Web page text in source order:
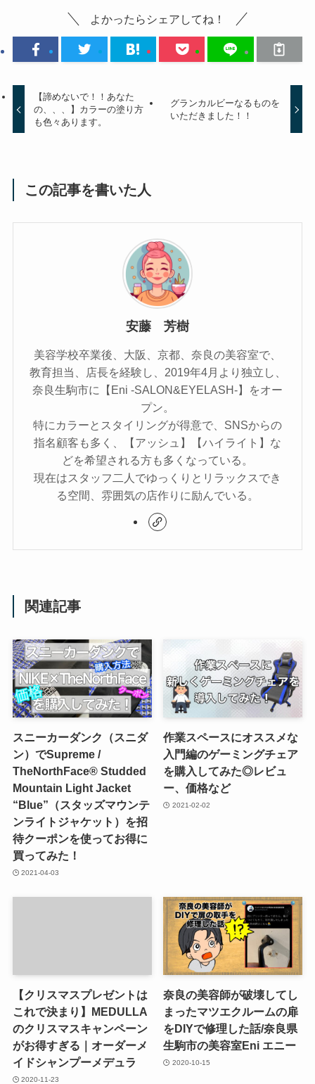
よかったらシェアしてね！
【諦めないで！！あなた
の、、、】カラーの塗り方
も色々あります。
グランカルビーなるものを
いただきました！！
この記事を書いた人
安藤 芳樹
美容学校卒業後、大阪、京都、奈良の美容室で、
教育担当、店長を経験し、2019年4月より独立し、
奈良生駒市に【Eni -SALON&EYELASH-】をオー
プン。
特にカラーとスタイリングが得意で、SNSからの
指名顧客も多く、【アッシュ】【ハイライト】な
どを希望される方も多くなっている。
現在はスタッフ二人でゆっくりとリラックスでき
る空間、雰囲気の店作りに励んでいる。
関連記事
スニーカーダンク（スニダ
ン）でSupreme /
TheNorthFace® Studded
Mountain Light Jacket
“Blue”（スタッズマウンテ
ンライトジャケット）を招
待クーポンを使ってお得に
買ってみた！
2021-04-03
作業スペースにオススメな
入門編のゲーミングチェア
を購入してみた◎レビュ
ー、価格など
2021-02-02
【クリスマスプレゼントは
これで決まり】MEDULLA
のクリスマスキャンペーン
がお得すぎる｜オーダーメ
イドシャンプーメデュラ
2020-11-23
奈良の美容師が破壊してし
まったマツエクルームの扉
をDIYで修理した話/奈良県
生駒市の美容室Eni エニー
2020-10-15